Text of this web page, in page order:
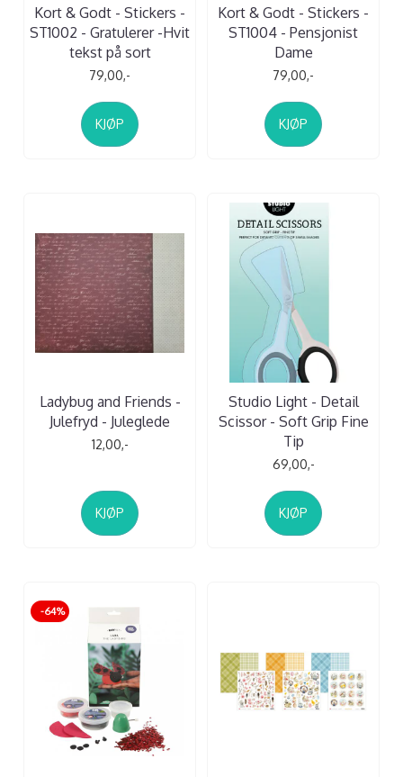
Kort & Godt - Stickers -
ST1002 - Gratulerer -Hvit
tekst på sort
79,00,-
KJØP
Kort & Godt - Stickers -
ST1004 - Pensjonist
Dame
79,00,-
KJØP
Ladybug and Friends -
Julefryd - Juleglede
12,00,-
KJØP
Studio Light - Detail
Scissor - Soft Grip Fine
Tip
69,00,-
KJØP
-64%